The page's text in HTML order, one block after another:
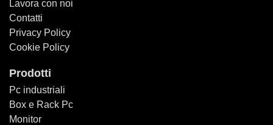
Lavora con noi
Contatti
Privacy Policy
Cookie Policy
Prodotti
Pc industriali
Box e Rack Pc
Monitor